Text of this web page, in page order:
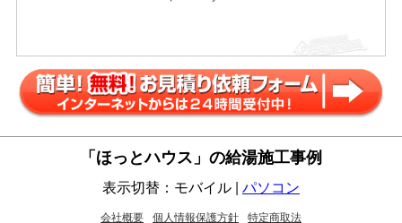
「ほっとハウス」の給湯施工事例
表示切替：モバイル | パソコン
会社概要 個人情報保護方針 特定商取法